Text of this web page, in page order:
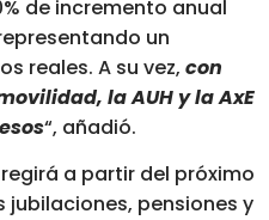
de incremento anual
un
reales. A su vez, con
la AUH y la AxE
“, añadió.
a partir del próximo
pensiones y